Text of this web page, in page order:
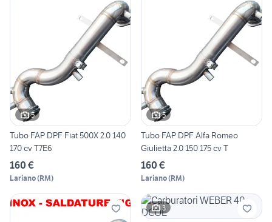
5
Tubo FAP DPF Fiat 500X 2.0 140
170 cv T7E6
160 €
Lariano(RM)
5
Tubo FAP DPF Alfa Romeo
Giulietta 2.0 150 175 cv T
160 €
Lariano(RM)
3